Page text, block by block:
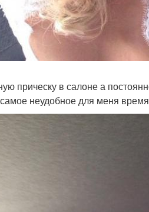
прическу в салоне а
неудобное для меня